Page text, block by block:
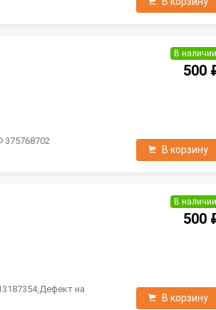
375768702
В наличии
500
В корзину
на
В наличии
500
В корзину